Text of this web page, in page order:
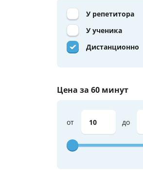
У репетитора
У ученика
Дистанционно
Цена за 60 минут
от до